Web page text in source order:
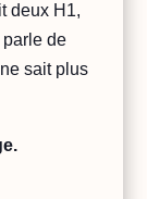
deux H1,
parle de
sait plus